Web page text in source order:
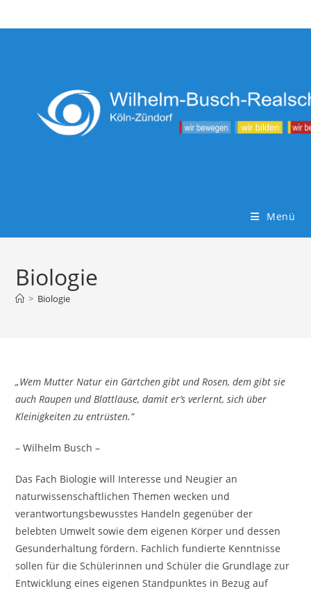
Inhalt
Menü
Biologie
> Biologie
„Wem Mutter Natur ein Gärtchen gibt und Rosen, dem gibt sie
auch Raupen und Blattläuse, damit er’s verlernt, sich über
Kleinigkeiten zu entrüsten.“
– Wilhelm Busch –
Das Fach Biologie will Interesse und Neugier an
naturwissenschaftlichen Themen wecken und
verantwortungsbewusstes Handeln gegenüber der
belebten Umwelt sowie dem eigenen Körper und dessen
Gesunderhaltung fördern. Fachlich fundierte Kenntnisse
sollen für die Schülerinnen und Schüler die Grundlage zur
Entwicklung eines eigenen Standpunktes in Bezug auf